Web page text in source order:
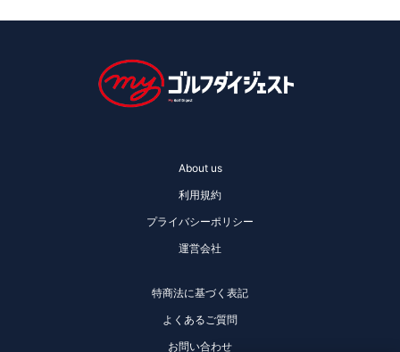
About us
利用規約
プライバシーポリシー
運営会社
特商法に基づく表記
よくあるご質問
お問い合わせ